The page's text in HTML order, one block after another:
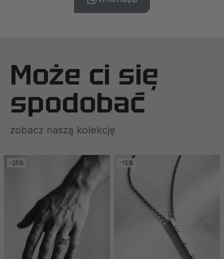
Może ci się
spodobać
zobacz naszą kolekcję
-25% -15%